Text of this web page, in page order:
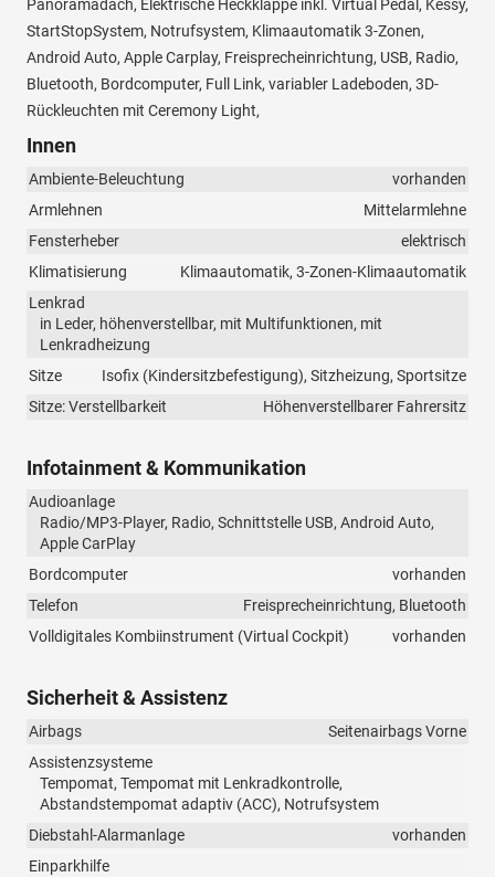
Panoramadach, Elektrische Heckklappe inkl. Virtual Pedal, Kessy,
StartStopSystem, Notrufsystem, Klimaautomatik 3-Zonen,
Android Auto, Apple Carplay, Freisprecheinrichtung, USB, Radio,
Bluetooth, Bordcomputer, Full Link, variabler Ladeboden, 3D-
Rückleuchten mit Ceremony Light,
Innen
Ambiente-Beleuchtung
vorhanden
Armlehnen
Mittelarmlehne
Fensterheber
elektrisch
Klimatisierung
Klimaautomatik, 3-Zonen-Klimaautomatik
Lenkrad
in Leder, höhenverstellbar, mit Multifunktionen, mit
Lenkradheizung
Sitze
Isofix (Kindersitzbefestigung), Sitzheizung, Sportsitze
Sitze: Verstellbarkeit
Höhenverstellbarer Fahrersitz
Infotainment & Kommunikation
Audioanlage
Radio/MP3-Player, Radio, Schnittstelle USB, Android Auto,
Apple CarPlay
Bordcomputer
vorhanden
Telefon
Freisprecheinrichtung, Bluetooth
Volldigitales Kombiinstrument (Virtual Cockpit)
vorhanden
Sicherheit & Assistenz
Airbags
Seitenairbags Vorne
Assistenzsysteme
Tempomat, Tempomat mit Lenkradkontrolle,
Abstandstempomat adaptiv (ACC), Notrufsystem
Diebstahl-Alarmanlage
vorhanden
Einparkhilfe